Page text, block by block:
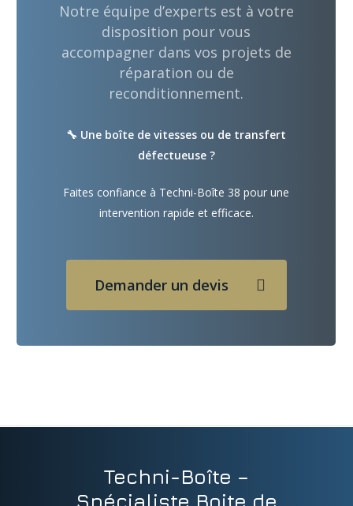
Notre équipe d’experts est à votre
disposition pour vous
accompagner dans vos projets de
réparation ou de
reconditionnement.
🔧 Une boîte de vitesses ou de transfert
défectueuse ?
Faites confiance à Techni-Boîte 38 pour une
intervention rapide et efficace.
Demander un devis
Techni-Boîte –
Spécialiste Boite de